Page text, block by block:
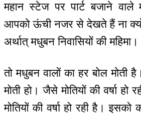
महान स्टेज पर पार्ट बजाने वाले
आपको ऊंची नजर से देखते हैं ना
अर्थात् मधुबन निवासियों की महिमा।
तो मधुबन वालों का हर बोल मोती
मोती हो। जैसे मोतियों की वर्षा हो
मोतियों की वर्षा हो रही है। इसको